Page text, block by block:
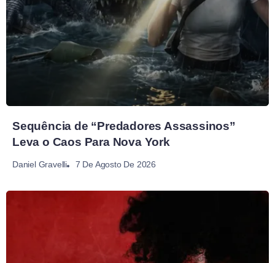
Sequência de “Predadores Assassinos”
Leva o Caos Para Nova York
Daniel Gravelli 7 De Agosto De 2026